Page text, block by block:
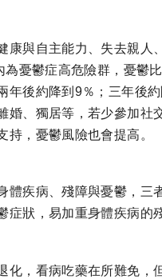
康與自主能力、失去親人
憂鬱症高危險群，憂鬱
年後約降到9％；三年後約
婚、獨居等，若少參加社
持，憂鬱風險也會提高。
體疾病、殘障與憂鬱，
症狀，易加重身體疾病的
化，看病吃藥在所難免，